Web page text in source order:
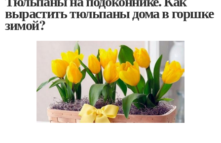
вырастить тюльпаны дома в горшке
зимой?